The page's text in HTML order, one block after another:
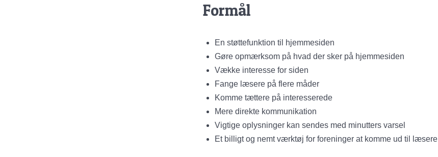
Formål
En støttefunktion til hjemmesiden
Gøre opmærksom på hvad der sker på hjemmesiden
Vække interesse for siden
Fange læsere på flere måder
Komme tættere på interesserede
Mere direkte kommunikation
Vigtige oplysninger kan sendes med minutters varsel
Et billigt og nemt værktøj for foreninger at komme ud til læsere